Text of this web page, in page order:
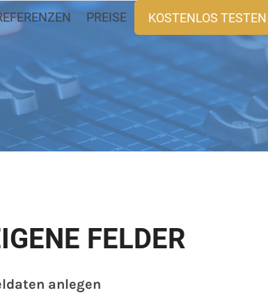
PREISE KOSTENLOS TESTEN
FELDER
anlegen